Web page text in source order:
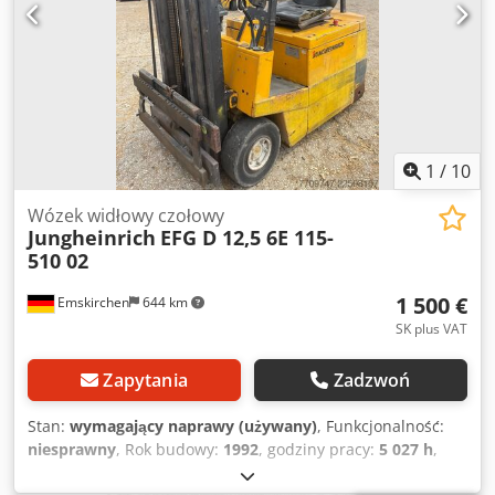
potrzeby uzyskania dodatkowych informacji, prosimy o
1 / 10
Emskirchen 644 km
Wózek widłowy czołowy
Jungheinrich EFG D 12,5 6E 115-
510 02
1 500 €
SK plus VAT
Zapytania Zadzwoń
Stan: wymagający naprawy (używany), Funkcjonalność:
niesprawny, Rok budowy: 1992, godziny pracy: 5 027 h,
, wysokość podnoszenia: